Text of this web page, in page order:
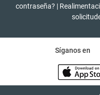
contraseña? |
Síganos en